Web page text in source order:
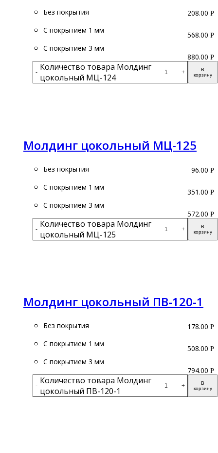
Без покрытия
С покрытием 1 мм
С покрытием 3 мм
- Количество товара Молдинг
цокольный МЦ-124
+
В
корзину
208.00 Р
568.00 Р
880.00 Р
Молдинг цокольный МЦ-125
Без покрытия
С покрытием 1 мм
С покрытием 3 мм
- Количество товара Молдинг
цокольный МЦ-125
+
В
корзину
96.00 Р
351.00 Р
572.00 Р
Молдинг цокольный ПВ-120-1
Без покрытия
С покрытием 1 мм
С покрытием 3 мм
- Количество товара Молдинг
цокольный ПВ-120-1
+
В
корзину
178.00 Р
508.00 Р
794.00 Р